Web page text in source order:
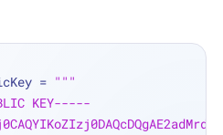
= """
KEY-----